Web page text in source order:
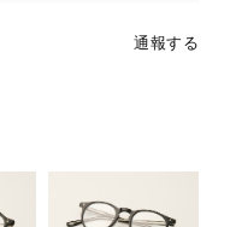
通報する